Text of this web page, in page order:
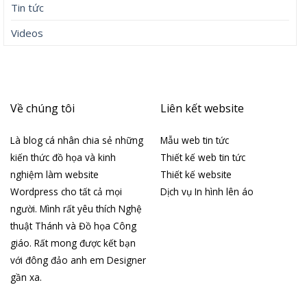
Tin tức
Videos
Về chúng tôi
Là blog cá nhân chia sẻ những
kiến thức đồ họa và kinh
nghiệm làm website
Wordpress cho tất cả mọi
người. Mình rất yêu thích Nghệ
thuật Thánh và Đồ họa Công
giáo. Rất mong được kết bạn
với đông đảo anh em Designer
gần xa.
Liên kết website
Mẫu web tin tức
Thiết kế web tin tức
Thiết kế website
Dịch vụ In hình lên áo